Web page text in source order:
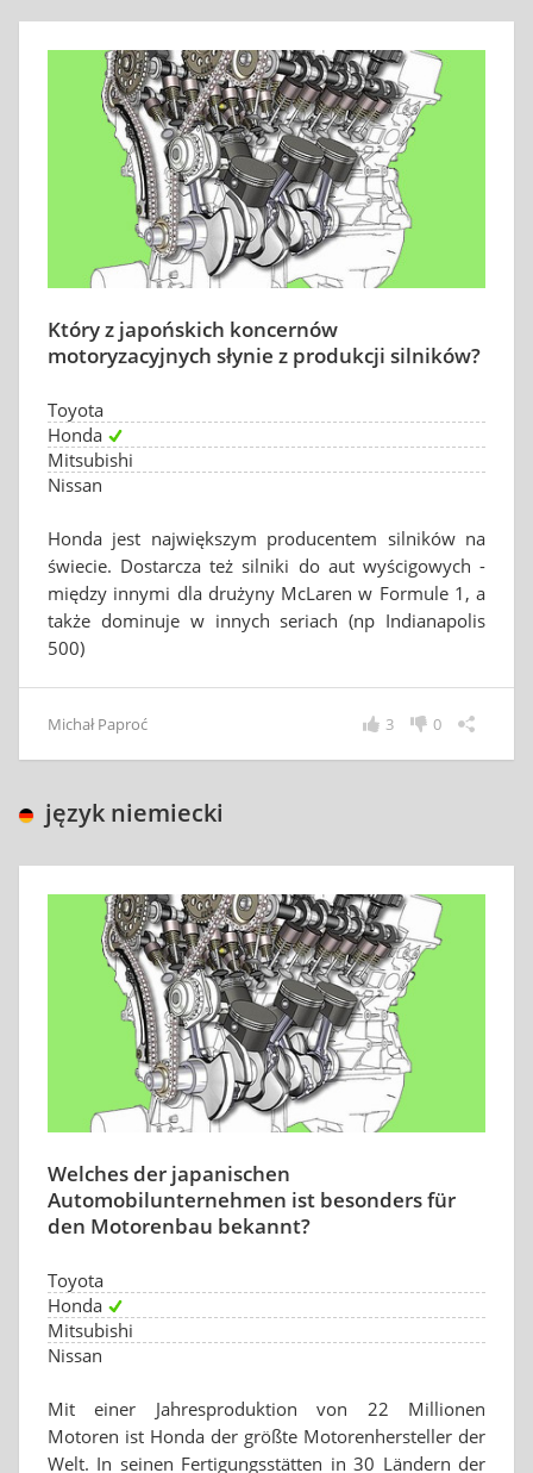
Który z japońskich koncernów
motoryzacyjnych słynie z produkcji silników?
Toyota
Honda
Mitsubishi
Nissan
Honda jest największym producentem silników na
świecie. Dostarcza też silniki do aut wyścigowych -
między innymi dla drużyny McLaren w Formule 1, a
także dominuje w innych seriach (np Indianapolis
500)
Michał Paproć 0
3
język niemiecki
Welches der japanischen
Automobilunternehmen ist besonders für
den Motorenbau bekannt?
Toyota
Honda
Mitsubishi
Nissan
Mit einer Jahresproduktion von 22 Millionen
Motoren ist Honda der größte Motorenhersteller der
Welt. In seinen Fertigungsstätten in 30 Ländern der